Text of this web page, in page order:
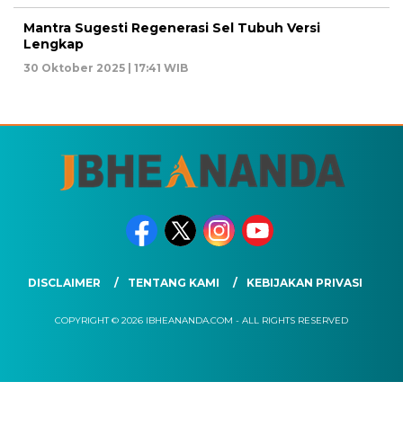
Mantra Sugesti Regenerasi Sel Tubuh Versi
Lengkap
30 Oktober 2025 | 17:41 WIB
DISCLAIMER TENTANG KAMI KEBIJAKAN PRIVASI
COPYRIGHT © 2026 IBHEANANDA.COM - ALL RIGHTS RESERVED